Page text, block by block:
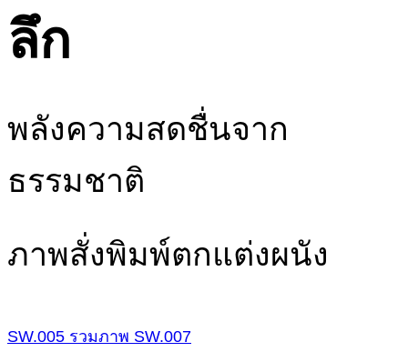
ลึก
พลังความสดชื่นจาก
ธรรมชาติ
ภาพสั่งพิมพ์ตกแต่งผนัง
SW.005 รวมภาพ SW.007